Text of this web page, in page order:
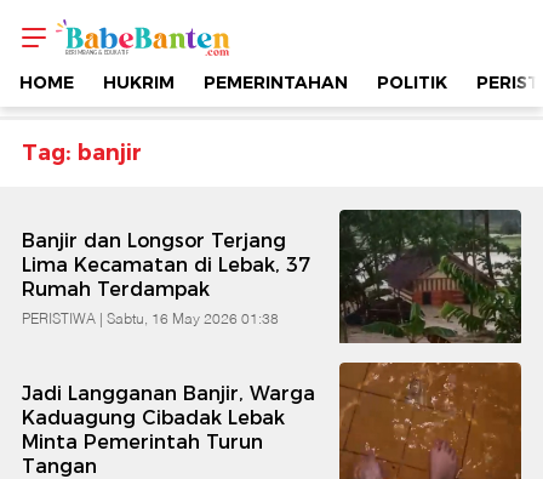
Topik
-
Banjir
Berimbang
&
Edukatif
HOME HUKRIM PEMERINTAHAN POLITIK
Tag: banjir
Banjir dan Longsor Terjang
Lima Kecamatan di Lebak, 37
Rumah Terdampak
PERISTIWA | Sabtu, 16 May 2026 01:38
Jadi Langganan Banjir, Warga
Kaduagung Cibadak Lebak
Minta Pemerintah Turun
Tangan